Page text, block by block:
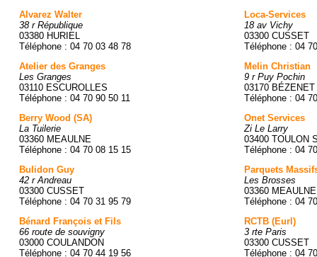
Alvarez Walter
38 r République
03380 HURIEL
Téléphone : 04 70 03 48 78
Atelier des Granges
Les Granges
03110 ESCUROLLES
Téléphone : 04 70 90 50 11
Berry Wood (SA)
La Tuilerie
03360 MEAULNE
Téléphone : 04 70 08 15 15
Bulidon Guy
42 r Andreau
03300 CUSSET
Téléphone : 04 70 31 95 79
Bénard François et Fils
66 route de souvigny
03000 COULANDON
Téléphone : 04 70 44 19 56
Loca-Services
18 av Vichy
03300 CUSSET
Téléphone : 04
Melin Christian
9 r Puy Pochin
03170 BÉZENET
Téléphone : 04
Onet Services
Zi Le Larry
03400 TOULON
Téléphone : 04
Parquets
Les Brosses
03360 MEAULNE
Téléphone : 04
RCTB (Eurl)
3 rte Paris
03300 CUSSET
Téléphone : 04